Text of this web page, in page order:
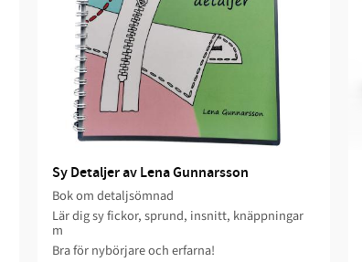
Sy Detaljer av Lena Gunnarsson
Bok om detaljsömnad
Lär dig sy fickor, sprund, insnitt, knäppningar
m
Bra för nybörjare och erfarna!